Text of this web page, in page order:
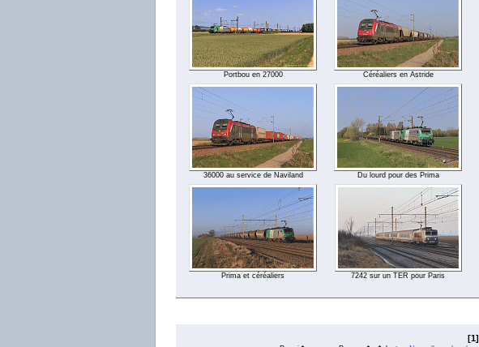
Portbou en 27000 Céréaliers en Astride
36000 au service de Naviland Du lourd pour des Prima
Prima et céréaliers 7242 sur un TER pour Paris
[1]